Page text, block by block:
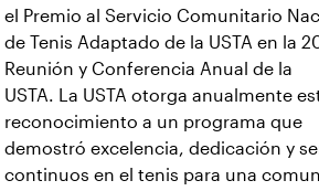
el Premio al Servicio Comunitario
de Tenis Adaptado de la USTA en la
Reunión y Conferencia Anual de la
USTA. La USTA otorga anualmente
reconocimiento a un programa que
demostró excelencia, dedicación y
continuos en el tenis para una